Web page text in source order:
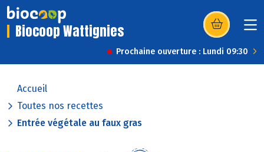
Biocoop Wattignies (s’ouvre dans
Prochaine ouverture : Lundi 09:30
Accueil
Toutes nos recettes
Entrée végétale au faux gras